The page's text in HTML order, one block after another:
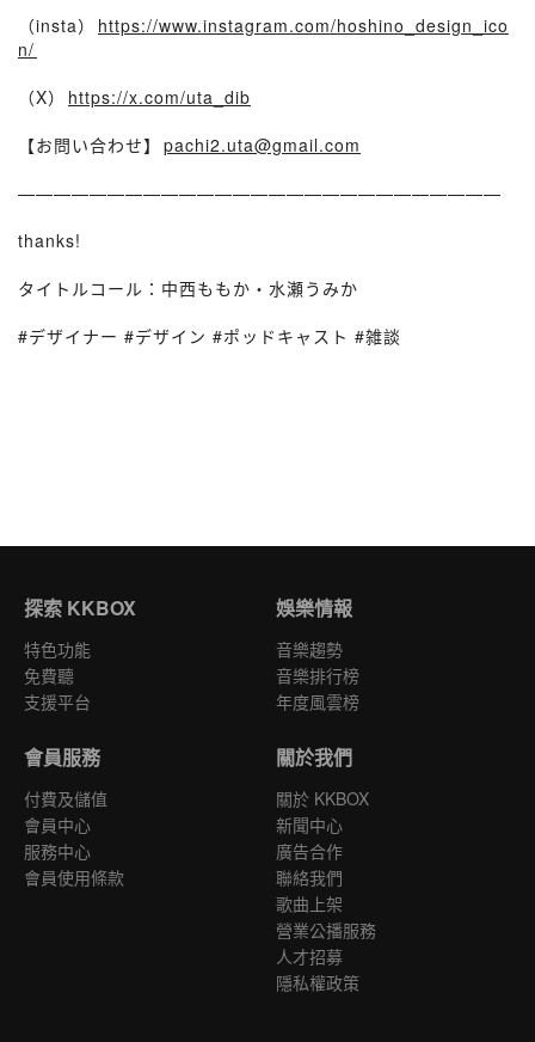
（insta）⁠⁠ https://www.instagram.com/hoshino_design_ico
n/⁠⁠
（X）⁠⁠ https://x.com/uta_dib
【お問い合わせ】⁠⁠ pachi2.uta@gmail.com
———————————————————————————
thanks!
タイトルコール：中西ももか・水瀬うみか
#デザイナー #デザイン #ポッドキャスト #雑談
探索 KKBOX
特色功能
免費聽
支援平台
娛樂情報
音樂趨勢
音樂排行榜
年度風雲榜
會員服務
付費及儲值
會員中心
服務中心
會員使用條款
關於我們
關於 KKBOX
新聞中心
廣告合作
聯絡我們
歌曲上架
營業公播服務
人才招募
隱私權政策